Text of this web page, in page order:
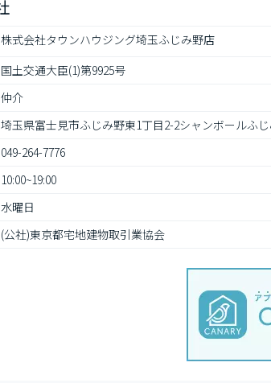
株式会社タウンハウジング埼玉ふじみ野店
国土交通大臣(1)第9925号
仲介
埼玉県富士見市ふじみ野東1丁目2-2シャンボールふ
049-264-7776
10:00~19:00
水曜日
(公社)東京都宅地建物取引業協会